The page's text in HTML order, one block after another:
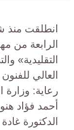
انطلقت منذ
الرابعة من
التقليدية»
العالي
رعاية: وزارة
أحمد فؤاد
الدكتورة